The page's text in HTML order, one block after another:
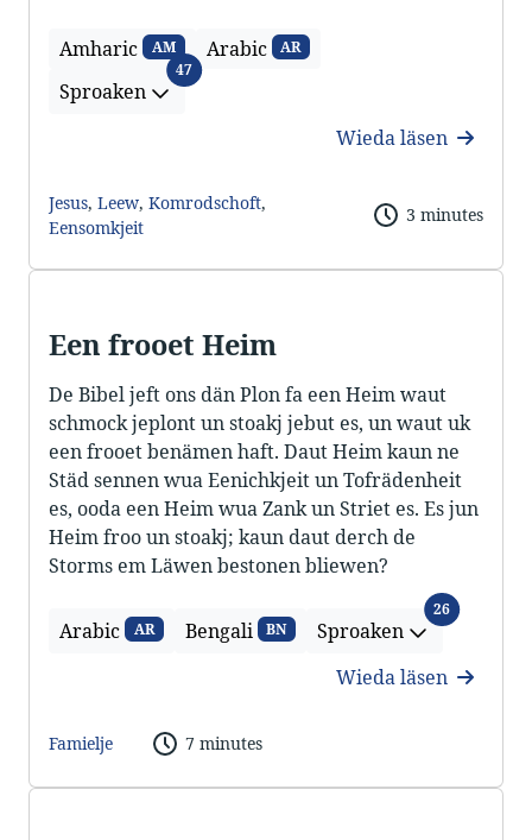
Amharic AM Arabic AR
Sproaken
47Sproaken
Wieda läsen
Jesus, Leew, Komrodschoft,
Eensomkjeit
3 minutes
Een frooet Heim
De Bibel jeft ons dän Plon fa een Heim waut
schmock jeplont un stoakj jebut es, un waut uk
een frooet benämen haft. Daut Heim kaun ne
Städ sennen wua Eenichkjeit un Tofrädenheit
es, ooda een Heim wua Zank un Striet es. Es jun
Heim froo un stoakj; kaun daut derch de
Storms em Läwen bestonen bliewen?
Arabic AR Bengali BN Sproaken
26Sproaken
Wieda läsen
Famielje 7 minutes